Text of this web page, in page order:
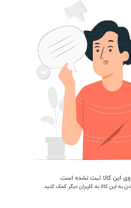
این کالا ثبت نشده است.
به این کالا به کاربران دیگر کمک کنید.